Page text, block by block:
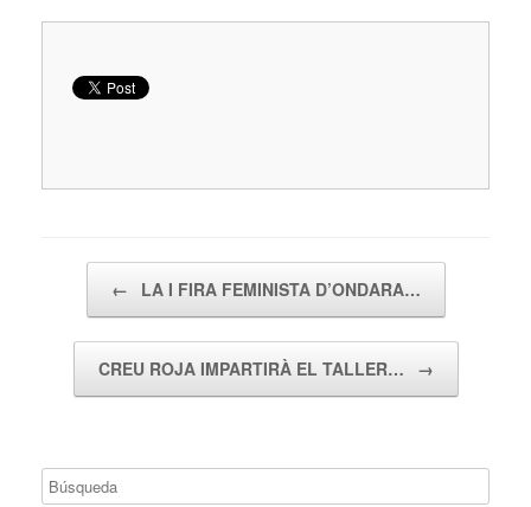
← LA I FIRA FEMINISTA D’ONDARA…
CREU ROJA IMPARTIRÀ EL TALLER… →